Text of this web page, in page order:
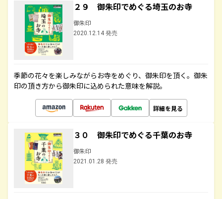
２９ 御朱印でめぐる埼玉のお寺
御朱印
2020.12.14 発売
季節の花々を楽しみながらお寺をめぐり、御朱印を頂く。御朱
印の頂き方から御朱印に込められた意味を解説。
詳細を見る
３０ 御朱印でめぐる千葉のお寺
御朱印
2021.01.28 発売